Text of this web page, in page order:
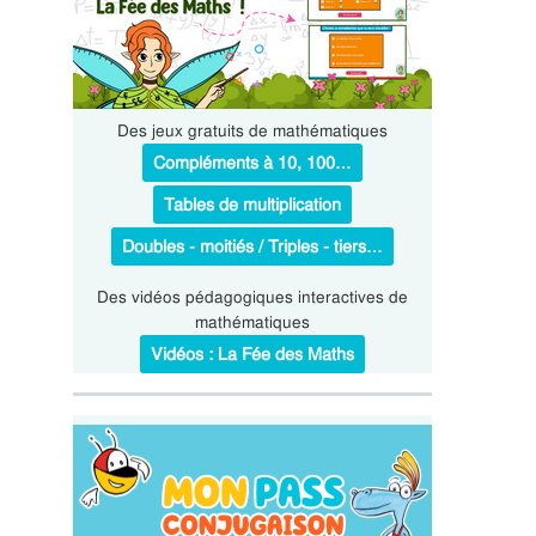
Des jeux gratuits de mathématiques
Compléments à 10, 100…
Tables de multiplication
Doubles - moitiés / Triples - tiers…
Des vidéos pédagogiques interactives de
mathématiques
Vidéos : La Fée des Maths